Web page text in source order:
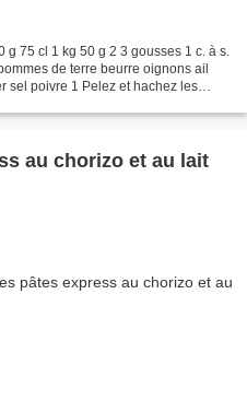
g 75 cl 1 kg 50 g 2 3 gousses 1 c. à s.
de terre beurre oignons ail
sel poivre 1 Pelez et hachez les
au chorizo et au lait